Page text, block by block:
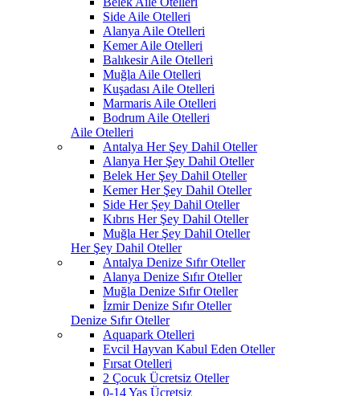
Side Aile Otelleri
Alanya Aile Otelleri
Kemer Aile Otelleri
Balıkesir Aile Otelleri
Muğla Aile Otelleri
Kuşadası Aile Otelleri
Marmaris Aile Otelleri
Bodrum Aile Otelleri
Aile Otelleri
Antalya Her Şey Dahil Oteller
Alanya Her Şey Dahil Oteller
Belek Her Şey Dahil Oteller
Kemer Her Şey Dahil Oteller
Side Her Şey Dahil Oteller
Kıbrıs Her Şey Dahil Oteller
Muğla Her Şey Dahil Oteller
Her Şey Dahil Oteller
Antalya Denize Sıfır Oteller
Alanya Denize Sıfır Oteller
Muğla Denize Sıfır Oteller
İzmir Denize Sıfır Oteller
Denize Sıfır Oteller
Aquapark Otelleri
Evcil Hayvan Kabul Eden Oteller
Fırsat Otelleri
2 Çocuk Ücretsiz Oteller
0-14 Yaş Ücretsiz